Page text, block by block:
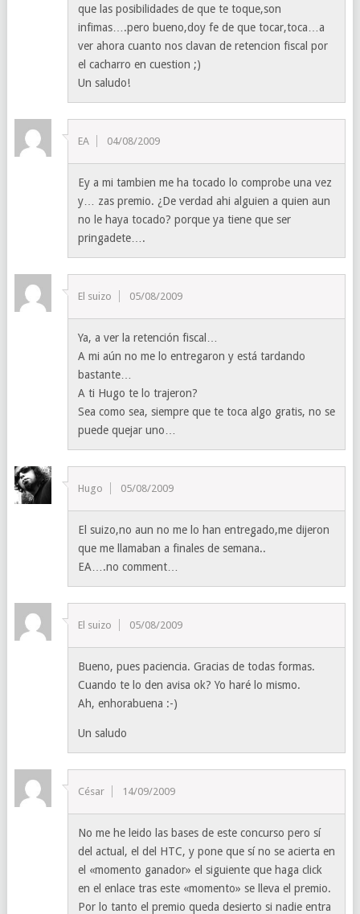
que las posibilidades de que te toque,son
infimas….pero bueno,doy fe de que tocar,toca…a
ver ahora cuanto nos clavan de retencion fiscal por
el cacharro en cuestion ;)
Un saludo!
EA 04/08/2009
Ey a mi tambien me ha tocado lo comprobe una vez
y… zas premio. ¿De verdad ahi alguien a quien aun
no le haya tocado? porque ya tiene que ser
pringadete….
El suizo 05/08/2009
Ya, a ver la retención fiscal…
A mi aún no me lo entregaron y está tardando
bastante…
A ti Hugo te lo trajeron?
Sea como sea, siempre que te toca algo gratis, no se
puede quejar uno…
Hugo 05/08/2009
El suizo,no aun no me lo han entregado,me dijeron
que me llamaban a finales de semana..
EA….no comment…
El suizo 05/08/2009
Bueno, pues paciencia. Gracias de todas formas.
Cuando te lo den avisa ok? Yo haré lo mismo.
Ah, enhorabuena :-)
Un saludo
César 14/09/2009
No me he leido las bases de este concurso pero sí
del actual, el del HTC, y pone que sí no se acierta en
el «momento ganador» el siguiente que haga click
en el enlace tras este «momento» se lleva el premio.
Por lo tanto el premio queda desierto si nadie entra